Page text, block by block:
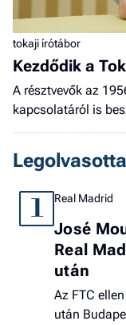
tokaji írótábor
Kezdődik a
A résztvevők az
kapcsolatáról is
1 Real Madrid
José
Real
után
Az FTC
után